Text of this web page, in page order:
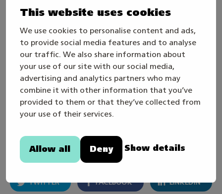
This website uses cookies
We use cookies to personalise content and ads,
to provide social media features and to analyse
our traffic. We also share information about
your use of our site with our social media,
advertising and analytics partners who may
combine it with other information that you’ve
provided to them or that they’ve collected from
your use of their services.
Allow all Deny Show details
genom att följa Studentum.fi i sociala medier.
Du kan också prenumerera på vårtnyhetsbrev
om du vill få aktuell information om
utbildningar och studiemöjligheter direkt till din
e-post.
Hitta din egen utbildningsväg – Studentum.fi
Dela artikeln
TWITTER FACEBOOK LINKEDIN